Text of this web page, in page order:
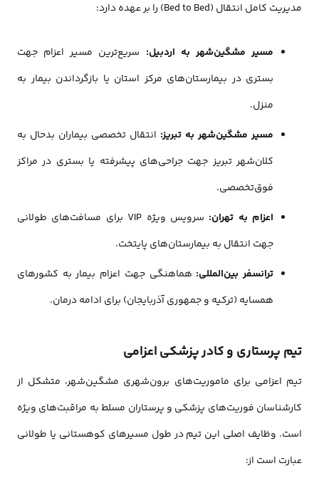
مدیریت کامل انتقال (Bed to Bed) را بر عهده دارد:
مسیر مشگین‌شهر به اردبیل: سریع‌ترین مسیر اعزام جهت
بستری در بیمارستان‌های مرکز استان یا بازگرداندن بیمار به
منزل.
مسیر مشگین‌شهر به تبریز: انتقال تخصصی بیماران بدحال به
کلان‌شهر تبریز جهت جراحی‌های پیشرفته یا بستری در مراکز
فوق‌تخصصی.
اعزام به تهران:
سرویس ویژه VIP برای مسافت‌های طولانی
جهت انتقال به بیمارستان‌های پایتخت.
ترانسفر بین‌المللی: هماهنگی جهت اعزام بیمار به کشورهای
همسایه (ترکیه و جمهوری آذربایجان) برای ادامه درمان.
تیم پرستاری و کادر پزشکی اعزامی
تیم اعزامی برای ماموریت‌های برون‌شهری مشگین‌شهر، متشکل از
کارشناسان فوریت‌های پزشکی و پرستاران مسلط به مراقبت‌های ویژه
است. وظایف اصلی این تیم در طول مسیرهای کوهستانی یا طولانی
عبارت است از: